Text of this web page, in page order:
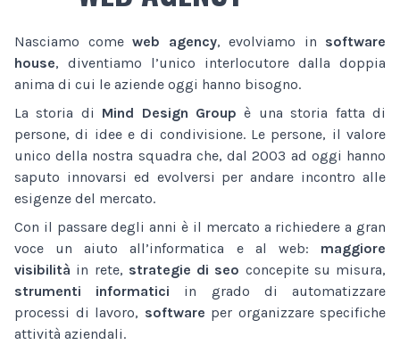
Nasciamo come web agency, evolviamo in software
house, diventiamo l’unico interlocutore dalla doppia
anima di cui le aziende oggi hanno bisogno.
La storia di Mind Design Group è una storia fatta di
persone, di idee e di condivisione. Le persone, il valore
unico della nostra squadra che, dal 2003 ad oggi hanno
saputo innovarsi ed evolversi per andare incontro alle
esigenze del mercato.
Con il passare degli anni è il mercato a richiedere a gran
voce un aiuto all’informatica e al web: maggiore
visibilità in rete, strategie di seo concepite su misura,
strumenti informatici in grado di automatizzare
processi di lavoro, software per organizzare specifiche
attività aziendali.